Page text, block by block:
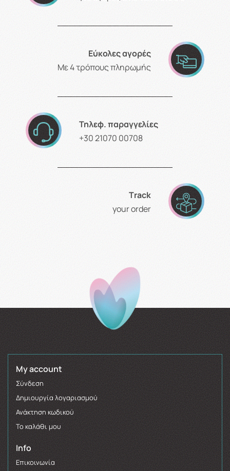
Εύκολες αγορές
Με 4 τρόπους πληρωμής
Τηλεφ. παραγγελίες
+30 21070 00708
Τrack
your order
My account
Σύνδεση
Δημιουργία λογαριασμού
Ανάκτηση κωδικού
Το καλάθι μου
Info
Επικοινωνία